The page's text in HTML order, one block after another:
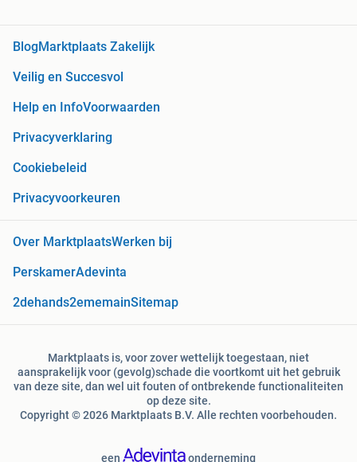
BlogMarktplaats Zakelijk
Veilig en Succesvol
Help en InfoVoorwaarden
Privacyverklaring
Cookiebeleid
Privacyvoorkeuren
Over MarktplaatsWerken bij
PerskamerAdevinta
2dehands2ememainSitemap
Marktplaats is, voor zover wettelijk toegestaan, niet
aansprakelijk voor (gevolg)schade die voortkomt uit het gebruik
van deze site, dan wel uit fouten of ontbrekende functionaliteiten
op deze site.
Copyright © 2026 Marktplaats B.V. Alle rechten voorbehouden.
een onderneming